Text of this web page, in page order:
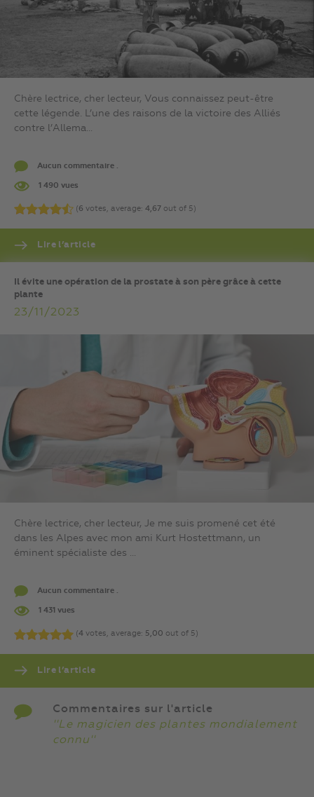
Chère lectrice, cher lecteur, Vous connaissez peut-être
cette légende. L’une des raisons de la victoire des Alliés
contre l’Allema...
Aucun commentaire .
1 490 vues
(6 votes, average: 4,67 out of 5)
Lire l’article
Il évite une opération de la prostate à son père grâce à cette
plante
23/11/2023
Chère lectrice, cher lecteur, Je me suis promené cet été
dans les Alpes avec mon ami Kurt Hostettmann, un
éminent spécialiste des ...
Aucun commentaire .
1 431 vues
(4 votes, average: 5,00 out of 5)
Lire l’article
Commentaires sur l'article
''Le magicien des plantes mondialement
connu''